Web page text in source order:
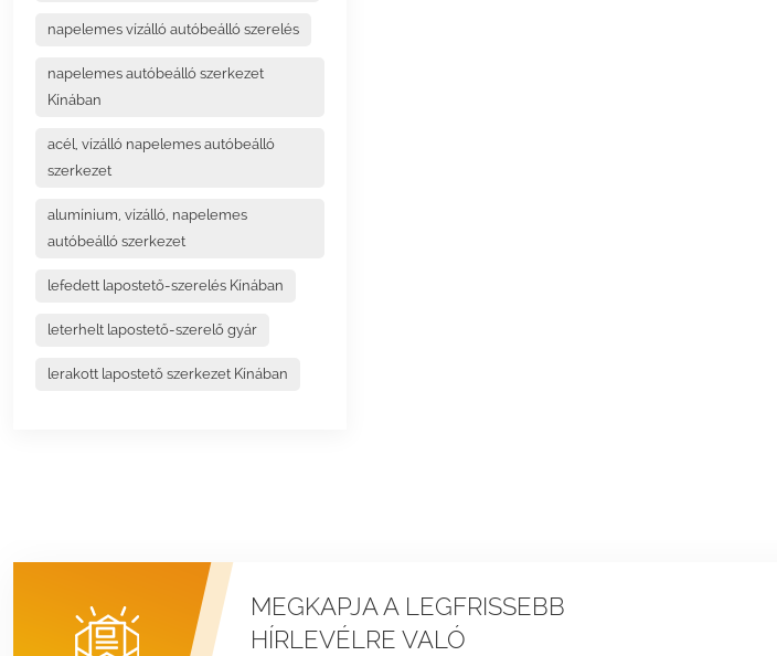
napelemes vízálló autóbeálló szerelés
napelemes autóbeálló szerkezet
Kínában
acél, vízálló napelemes autóbeálló
szerkezet
alumínium, vízálló, napelemes
autóbeálló szerkezet
lefedett lapostető-szerelés Kínában
leterhelt lapostető-szerelő gyár
lerakott lapostető szerkezet Kínában
MEGKAPJA A LEGFRISSEBB
HÍRLEVÉLRE VALÓ